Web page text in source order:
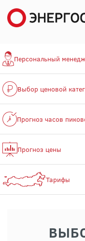
Персональный
Выбор ценовой
Прогноз часов
Прогноз цены
Тарифы